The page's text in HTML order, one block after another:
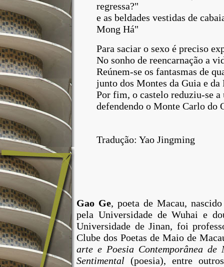
regressa?"
e as beldades vestidas de
Mong Há"
Para saciar o sexo é preciso
No sonho de reencarnação a
Reúnem-se os fantasmas de
junto dos Montes da Guia e da
Por fim, o castelo reduziu-se a
defendendo o Monte Carlo do
Tradução: Yao Jingming
Gao Ge, poeta de Macau,
pela Universidade de Wuhai e
Universidade de Jinan, foi
Clube dos Poetas de Maio de
arte e Poesia Contemporânea de
Sentimental (poesia), entre